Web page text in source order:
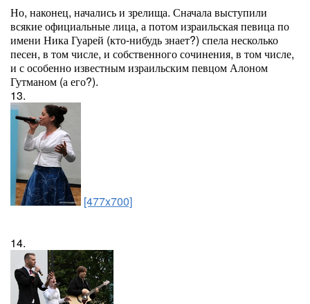
Но, наконец, начались и зрелища. Сначала выступили
всякие официальные лица, а потом израильская певица по
имени Ника Гуарей (кто-нибудь знает?) спела несколько
песен, в том числе, и собственного сочинения, в том числе,
и с особенно известным израильским певцом Алоном
Гутманом (а его?).
13.
[477x700]
14.